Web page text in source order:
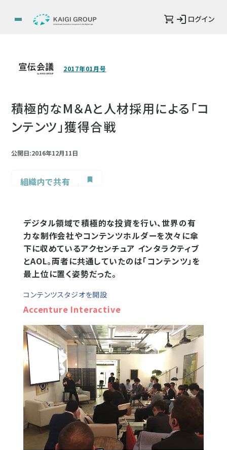
ログイン
2017年01月号
積極的なM＆Aと人材採用による「コ
ンテンツ」獲得合戦
公開日:2016年12月11日
組織内で共有
デジタル領域で積極的な投資を行い、世界の有
力な制作会社やコンテンツホルダーを次々に傘
下に収めているアクセンチュア インタラクティブ
とAOL。両者に共通していたのは「コンテンツ」を
最上位に置く姿勢だった。
コンテンツスタジオを開設
Accenture Interactive